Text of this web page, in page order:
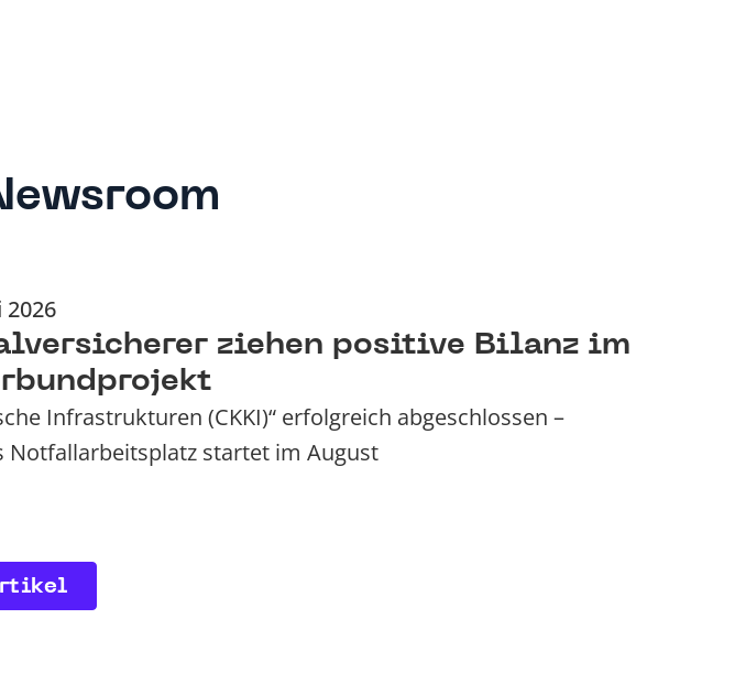
2026
ziehen positive Bilanz im
Infrastrukturen (CKKI)“ erfolgreich abgeschlossen –
Notfallarbeitsplatz startet im August